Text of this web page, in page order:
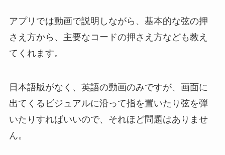
アプリでは動画で説明しながら、基本的な弦の押
さえ方から、主要なコードの押さえ方なども教え
てくれます。
日本語版がなく、英語の動画のみですが、画面に
出てくるビジュアルに沿って指を置いたり弦を弾
いたりすればいいので、それほど問題はありませ
ん。